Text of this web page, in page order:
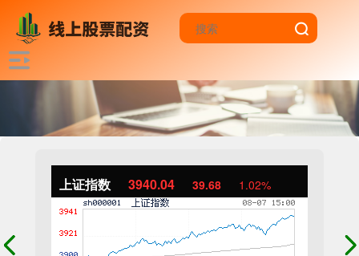
上证指数 3940.04 39.68 1.02%